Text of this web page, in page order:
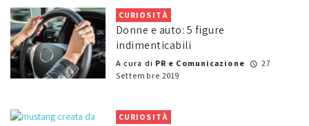
CURIOSITÀ
Donne e auto: 5 figure
indimenticabili
A cura di PR e Comunicazione
27
Settembre 2019
CURIOSITÀ